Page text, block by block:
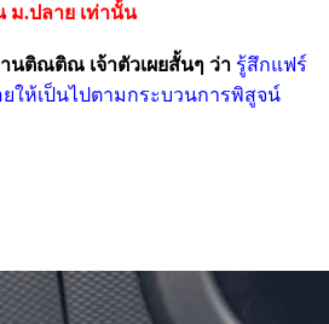
ม.ปลาย เท่านั้น
นติณติณ เจ้าตัวเผยสั้นๆ ว่า รู้สึกแฟร์
ให้เป็นไปตามกระบวนการพิสูจน์